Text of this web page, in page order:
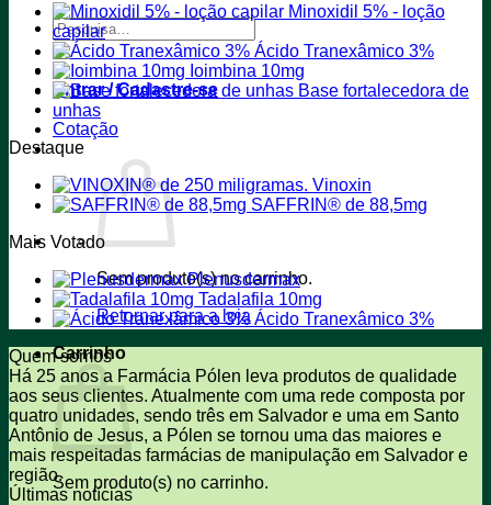
Pesquisar
por:
Entrar / Cadastre-se
Cotação
Sem produto(s) no carrinho.
Retornar para a loja
Carrinho
Sem produto(s) no carrinho.
Minoxidil 5% - loção
capilar
Ácido Tranexâmico 3%
Ioimbina 10mg
Base fortalecedora de
unhas
Destaque
Vinoxin
SAFFRIN® de 88,5mg
Mais Votado
Plenusdermax
Tadalafila 10mg
Ácido Tranexâmico 3%
Quem somos
Há 25 anos a Farmácia Pólen leva produtos de qualidade
aos seus clientes. Atualmente com uma rede composta por
quatro unidades, sendo três em Salvador e uma em Santo
Antônio de Jesus, a Pólen se tornou uma das maiores e
mais respeitadas farmácias de manipulação em Salvador e
região.
Últimas notícias